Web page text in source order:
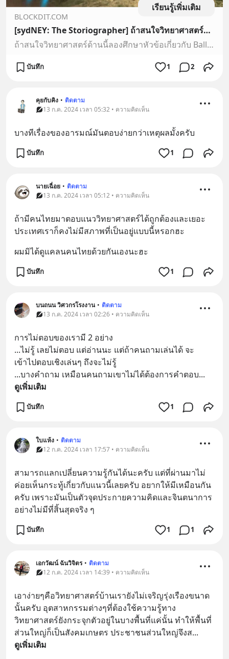
เรียนรู้เพิ่มเติม
BLOCKDIT.COM
[sydNEY: The Storiographer] ถ้าสนใจวิทยาศาสตร์ด้านนี้ลองศึกษาหัวข้อเกี่ยวกับ Ballistics ดูครับ วิทยาการด้านนี้น่าสนใจครับ คือคนที่จะเป็นพลซุ่มยิง(Snipers)ได้ ต้องมีความรู้เรื่องพวกนี้ละเอียดมากครับ ผมขออภัยที่ไม่ได้ตอบคำถามของคุณที่มีเงื่อนไขของการสมมุติอยู่ แต่อยากให้บ้านเรามีคนสนใจวิทยาการด้านนี้ เผื่อใช้พัฒนาโครงการอวกาศของประเทศเราได้ครับ
ถ้าสนใจวิทยาศาสตร์ด้านนี้ลองศึกษาหัวข้อเกี่ยวกับ Ballistics ดูครับ วิทยาการด้านนี้น่าสนใจครับ คือคนที่จะเป็นพลซุ่มยิง(Snipers)ได้ ต้องมีความรู้เรื่องพวกนี้ละเอียดมากครับ ผมขออภัยที่ไม่ได้ตอบคำถามของคุณที่มีเงื่อนไขของการสมมุติอยู่ แต่อยากให้บ้านเรามีคนสนใจวิทยาการด้านนี้ เผื่อใช้พัฒนาโครงการอวกาศของ…
บันทึก 1 2
คุยกับคิง • ติดตาม
13 ก.ค. 2024 เวลา 05:32 • ความคิดเห็น
บางทีเรื่องของอารมณ์มันตอบง่ายกว่าเหตุผลมั้งครับ
บันทึก 1
นายเฉื่อย • ติดตาม
13 ก.ค. 2024 เวลา 05:12 • ความคิดเห็น
ถ้ามีคนไทยมาตอบแนววิทยาศาสตร์ได้ถูกต้องและเยอะ
ประเทศเราก็คงไม่มีสภาพที่เป็นอยู่แบบนี้หรอกฮะ
ผมมิได้ดูแคลนคนไทยด้วยกันเองนะฮะ
บันทึก 1
บนถนน วิศวกรโรงงาน • ติดตาม
13 ก.ค. 2024 เวลา 02:26 • ความคิดเห็น
การไม่ตอบของเรามี 2 อย่าง
...ไม่รู้ เลยไม่ตอบ แต่อ่านนะ แต่ถ้าคนถามเล่นได้ จะ
เข้าไปตอบเชิงเล่นๆ ถึงจะไม่รู้
...บางคำถาม เหมือนคนถามเขาไม่ได้ต้องการคำตอบ...
ดูเพิ่มเติม
บันทึก 1
ใบแห้ง • ติดตาม
12 ก.ค. 2024 เวลา 17:57 • ความคิดเห็น
สามารถแลกเปลี่ยนความรู้กันได้นะครับ แต่ที่ผ่านมาไม่
ค่อยเห็นกระทู้เกี่ยวกับแนวนี้เลยครับ อยากให้มีเหมือนกัน
ครับ เพราะมันเป็นตัวจุดประกายความคิดและจินตนาการ
อย่างไม่มีที่สิ้นสุดจริง ๆ
บันทึก 1 1
เอกวัฒน์ ฉันวิจิตร • ติดตาม
12 ก.ค. 2024 เวลา 14:39 • ความคิดเห็น
เอาง่ายๆคือวิทยาศาสตร์บ้านเรายังไม่เจริญรุ่งเรืองขนาด
นั้นครับ อุตสาหกรรมต่างๆที่ต้องใช้ความรู้ทาง
วิทยาศาสตร์ยังกระจุกตัวอยู่ในบางพื้นที่แค่นั้น ทำให้พื้นที่
ส่วนใหญ่ก็เป็นสังคมเกษตร ประชาชนส่วนใหญ่จึงส...
ดูเพิ่มเติม